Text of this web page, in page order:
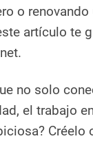
o
artículo te
no solo
el trabajo